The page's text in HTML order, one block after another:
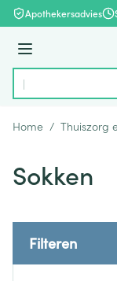
Ga naar de inhoud
Apothekersadvies
Menu
Product, merk,
Home / Thuiszorg
Sokken
Filteren